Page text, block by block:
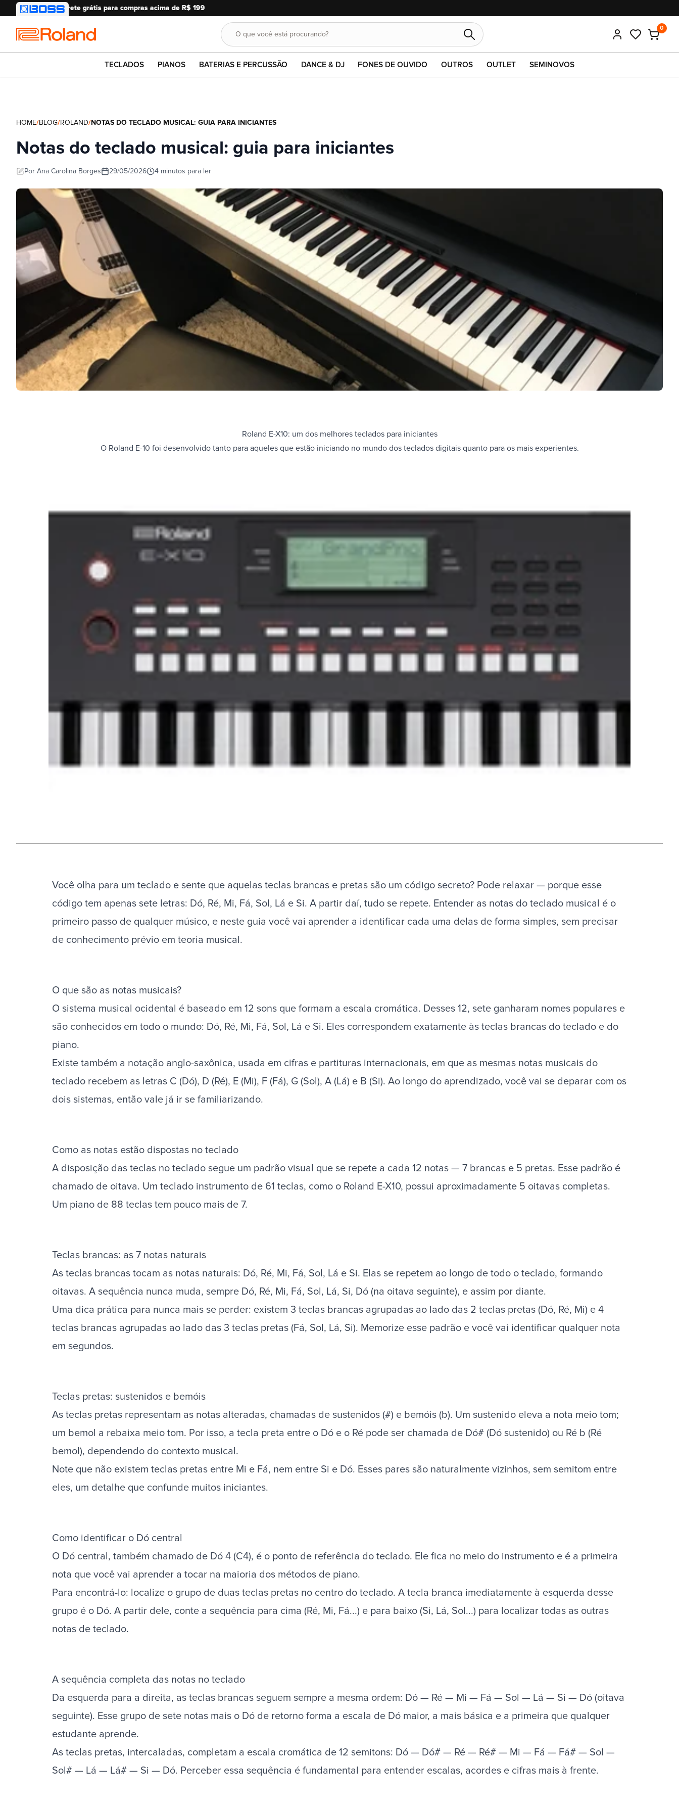
Roland Buscar
O que você está procurando?
0
TECLADOS PIANOS BATERIAS E PERCUSSÃO DANCE & DJ FONES DE OUVIDO OUTROS OUTLET SEMINOVOS
HOME/BLOG/ROLAND/NOTAS DO TECLADO MUSICAL: GUIA PARA INICIANTES
Notas do teclado musical: guia para iniciantes
Por Ana Carolina Borges 29/05/2026Tempo de leitura
4 minutos para ler
Roland E-X10: um dos melhores teclados para iniciantes
O Roland E-10 foi desenvolvido tanto para aqueles que estão iniciando no mundo dos teclados digitais quanto para os mais experientes.
Você olha para um teclado e sente que aquelas teclas brancas e pretas são um código secreto? Pode relaxar — porque esse
código tem apenas sete letras: Dó, Ré, Mi, Fá, Sol, Lá e Si. A partir daí, tudo se repete. Entender as notas do teclado musical é o
primeiro passo de qualquer músico, e neste guia você vai aprender a identificar cada uma delas de forma simples, sem precisar
de conhecimento prévio em teoria musical.
O que são as notas musicais?
O sistema musical ocidental é baseado em 12 sons que formam a escala cromática. Desses 12, sete ganharam nomes populares e
são conhecidos em todo o mundo: Dó, Ré, Mi, Fá, Sol, Lá e Si. Eles correspondem exatamente às teclas brancas do teclado e do
piano.
Existe também a notação anglo-saxônica, usada em cifras e partituras internacionais, em que as mesmas notas musicais do
teclado recebem as letras C (Dó), D (Ré), E (Mi), F (Fá), G (Sol), A (Lá) e B (Si). Ao longo do aprendizado, você vai se deparar com os
dois sistemas, então vale já ir se familiarizando.
Como as notas estão dispostas no teclado
A disposição das teclas no teclado segue um padrão visual que se repete a cada 12 notas — 7 brancas e 5 pretas. Esse padrão é
chamado de oitava. Um teclado instrumento de 61 teclas, como o Roland E-X10, possui aproximadamente 5 oitavas completas.
Um piano de 88 teclas tem pouco mais de 7.
Teclas brancas: as 7 notas naturais
As teclas brancas tocam as notas naturais: Dó, Ré, Mi, Fá, Sol, Lá e Si. Elas se repetem ao longo de todo o teclado, formando
oitavas. A sequência nunca muda, sempre Dó, Ré, Mi, Fá, Sol, Lá, Si, Dó (na oitava seguinte), e assim por diante.
Uma dica prática para nunca mais se perder: existem 3 teclas brancas agrupadas ao lado das 2 teclas pretas (Dó, Ré, Mi) e 4
teclas brancas agrupadas ao lado das 3 teclas pretas (Fá, Sol, Lá, Si). Memorize esse padrão e você vai identificar qualquer nota
em segundos.
Teclas pretas: sustenidos e bemóis
As teclas pretas representam as notas alteradas, chamadas de sustenidos (#) e bemóis (b). Um sustenido eleva a nota meio tom;
um bemol a rebaixa meio tom. Por isso, a tecla preta entre o Dó e o Ré pode ser chamada de Dó# (Dó sustenido) ou Ré b (Ré
bemol), dependendo do contexto musical.
Note que não existem teclas pretas entre Mi e Fá, nem entre Si e Dó. Esses pares são naturalmente vizinhos, sem semitom entre
eles, um detalhe que confunde muitos iniciantes.
Como identificar o Dó central
O Dó central, também chamado de Dó 4 (C4), é o ponto de referência do teclado. Ele fica no meio do instrumento e é a primeira
nota que você vai aprender a tocar na maioria dos métodos de piano.
Para encontrá-lo: localize o grupo de duas teclas pretas no centro do teclado. A tecla branca imediatamente à esquerda desse
grupo é o Dó. A partir dele, conte a sequência para cima (Ré, Mi, Fá...) e para baixo (Si, Lá, Sol...) para localizar todas as outras
notas de teclado.
A sequência completa das notas no teclado
Da esquerda para a direita, as teclas brancas seguem sempre a mesma ordem: Dó — Ré — Mi — Fá — Sol — Lá — Si — Dó (oitava
seguinte). Esse grupo de sete notas mais o Dó de retorno forma a escala de Dó maior, a mais básica e a primeira que qualquer
estudante aprende.
As teclas pretas, intercaladas, completam a escala cromática de 12 semitons: Dó — Dó# — Ré — Ré# — Mi — Fá — Fá# — Sol —
Sol# — Lá — Lá# — Si — Dó. Perceber essa sequência é fundamental para entender escalas, acordes e cifras mais à frente.